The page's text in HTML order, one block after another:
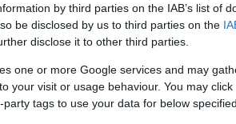
by third parties on the IAB’s list of
be disclosed by us to third parties on the
disclose it to other third parties.
one or more Google services and may
your visit or usage behaviour. You may
tags to use your data for below
προσπάθειες από τον ΟΑΕΔ
αιτήσεων για την κοινωφελής
των Χριστουγέννων και
εντός του Ιανουαρίου.